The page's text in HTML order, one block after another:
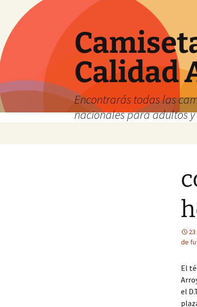
Calidad
Encontrarás todas las
nacionales para adultos
de
El
el